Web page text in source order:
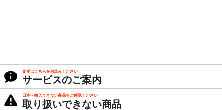
まずはこちらをお読みください
サービスのご案内
日本へ輸入できない商品をご確認ください
取り扱いできない商品